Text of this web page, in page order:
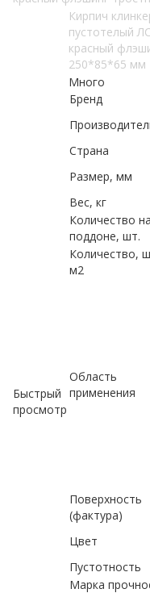
Быстрый
просмотр
Кирпич
пустотелый
красный
250*85*65 мм
Много
Бренд
Страна
Размер, мм
Вес, кг
Количество на
поддоне, шт.
Количество,
м2
Область
применения
Поверхность
(фактура)
Цвет
Пустотность
Марка